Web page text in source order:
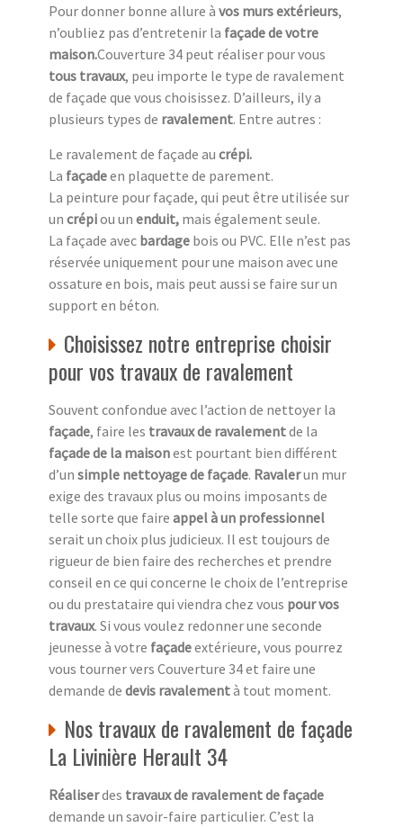
Pour donner bonne allure à vos murs extérieurs,
n’oubliez pas d’entretenir la façade de votre
maison.Couverture 34 peut réaliser pour vous
tous travaux, peu importe le type de ravalement
de façade que vous choisissez. D’ailleurs, ily a
plusieurs types de ravalement. Entre autres :
Le ravalement de façade au crépi.
La façadeen plaquette de parement.
La peinture pour façade, qui peut être utilisée sur
un crépiou un enduit, mais également seule.
La façade avec bardage bois ou PVC. Elle n’est pas
réservée uniquement pour une maison avec une
ossature en bois, mais peut aussi se faire sur un
support en béton.
Choisissez notre entreprise choisir
pour vos travaux de ravalement
Souvent confondue avec l’action de nettoyer la
façade, faire les travaux de ravalementde la
façade de la maisonest pourtant bien différent
d’un simple nettoyage de façade. Ravalerun mur
exige des travaux plus ou moins imposants de
telle sorte que faire appel à un professionnel
serait un choix plus judicieux. Il est toujours de
rigueur de bien faire des recherches et prendre
conseil en ce qui concerne le choix de l’entreprise
ou du prestataire qui viendra chez vous pour vos
travaux. Si vous voulez redonner une seconde
jeunesse à votre façadeextérieure, vous pourrez
vous tourner vers Couverture 34 et faire une
demande de devis ravalementà tout moment.
Nos travaux de ravalement de façade
La Livinière Herault 34
Réaliserdes travaux de ravalement de façade
demande un savoir-faire particulier. C’est la